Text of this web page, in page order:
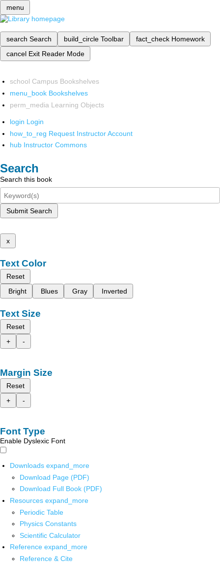
menu
search Search build_circle Toolbar fact_check Homework
cancel Exit Reader Mode
school Campus Bookshelves
menu_book Bookshelves
perm_media Learning Objects
login Login
how_to_reg Request Instructor Account
hub Instructor Commons
Search
Search this book
Submit Search
x
Text Color
Reset
Bright
Blues Gray Inverted
Text Size
Reset
+
-
Margin Size
Reset
+
-
Font Type
Enable Dyslexic Font
Downloads expand_more
Download Page (PDF)
Download Full Book (PDF)
Resources expand_more
Periodic Table
Physics Constants
Scientific Calculator
Reference expand_more
Reference & Cite